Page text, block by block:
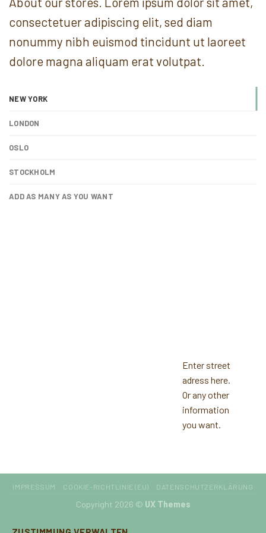
consectetuer adipiscing elit, sed diam
nonummy nibh euismod tincidunt ut laoreet
dolore magna aliquam erat volutpat.
NEW YORK
LONDON
OSLO
STOCKHOLM
ADD AS MANY AS YOU WANT
Enter street
adress here.
Or any other
information
you want.
IMPRESSUM COOKIE-RICHTLINIE (EU) DATENSCHUTZERKLÄRUNG
Copyright 2026 © UX Themes